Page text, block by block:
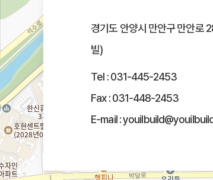
경기도 안양시 만안구 만안로
빌)
Tel :031-445-2453
Fax : 031-448-2453
E-mail :